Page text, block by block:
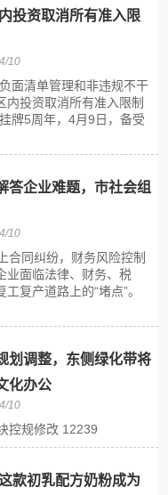
投资取消所有准入限
10
面清单管理和非违规不干
内投资取消所有准入限制
牌5周年，4月9日，备受
答企业难题，市社会组
10
合同纠纷，财务风险控制
面临法律、财务、税
复产道路上的“堵点”。
划调整，东侧绿化带将
化办公
10
控规修改 12239
款初乳配方奶粉成为